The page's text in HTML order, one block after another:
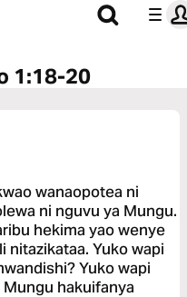
1:18-20
wanaopotea ni
ni nguvu ya Mungu.
hekima yao wenye
nitazikataa. Yuko wapi
Yuko wapi
hakuifanya